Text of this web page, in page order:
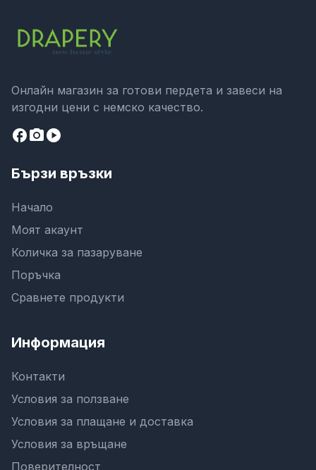
Онлайн магазин за готови пердета и завеси на
изгодни цени с немско качество.
facebookcamera_altplay_circle
Бързи връзки
Начало
Моят акаунт
Количка за пазаруване
Поръчка
Сравнете продукти
Информация
Контакти
Условия за ползване
Условия за плащане и доставка
Условия за връщане
Поверителност